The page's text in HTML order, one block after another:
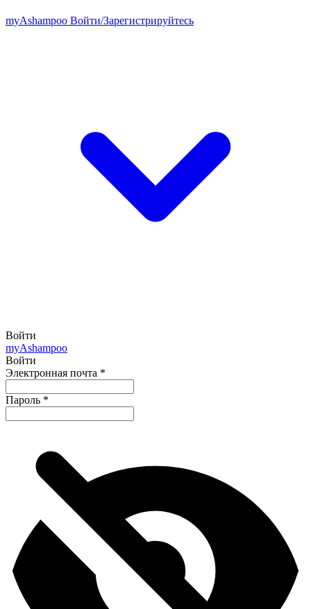
myAshampoo Войти/Зарегистрируйтесь
Войти
myAshampoo
Войти
Электронная почта *
Пароль *